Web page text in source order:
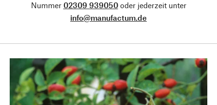
Nummer 02309 939050oder jederzeit unter
info@manufactum.de